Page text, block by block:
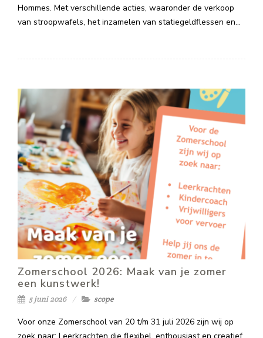
Hommes. Met verschillende acties, waaronder de verkoop
van stroopwafels, het inzamelen van statiegeldflessen en…
Zomerschool 2026: Maak van je zomer
een kunstwerk!
5 juni 2026 scope
Voor onze Zomerschool van 20 t/m 31 juli 2026 zijn wij op